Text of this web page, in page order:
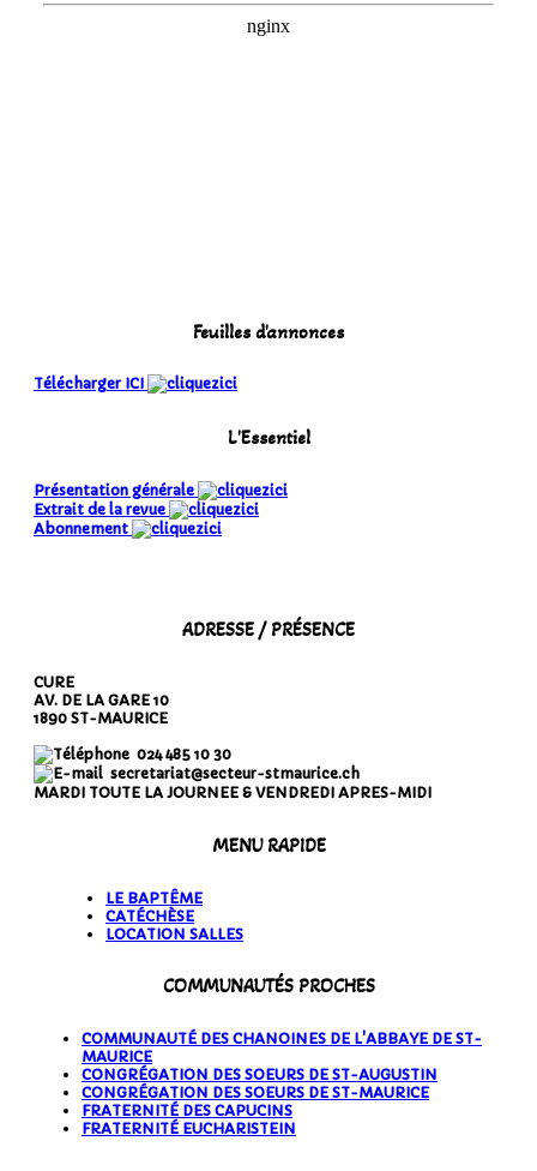
Feuilles d'annonces
Télécharger ICI
L'Essentiel
Présentation générale
Extrait de la revue
Abonnement
ADRESSE / PRÉSENCE
CURE
AV. DE LA GARE 10
1890 ST-MAURICE
024 485 10 30
secretariat@secteur-stmaurice.ch
MARDI TOUTE LA JOURNEE & VENDREDI APRES-MIDI
MENU RAPIDE
LE BAPTÊME
CATÉCHÈSE
LOCATION SALLES
COMMUNAUTÉS PROCHES
COMMUNAUTÉ DES CHANOINES DE L'ABBAYE DE ST-
MAURICE
CONGRÉGATION DES SOEURS DE ST-AUGUSTIN
CONGRÉGATION DES SOEURS DE ST-MAURICE
FRATERNITÉ DES CAPUCINS
FRATERNITÉ EUCHARISTEIN